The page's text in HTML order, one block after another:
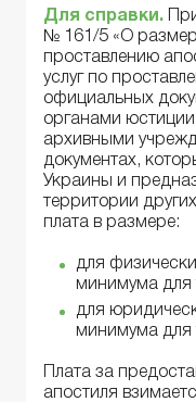
Для справки.
№ 161/5 «О
проставлению
услуг по
официальных
органами
архивными
документах,
Украины и
территории
плата в размере:
для
минимума для
для
минимума для
Плата за
апостиля